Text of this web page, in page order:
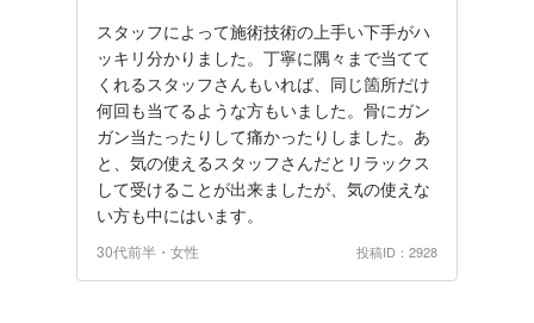
スタッフによって施術技術の上手い下手がハ
ッキリ分かりました。丁寧に隅々まで当てて
くれるスタッフさんもいれば、同じ箇所だけ
何回も当てるような方もいました。骨にガン
ガン当たったりして痛かったりしました。あ
と、気の使えるスタッフさんだとリラックス
して受けることが出来ましたが、気の使えな
い方も中にはいます。
30代前半・女性 投稿ID：2928